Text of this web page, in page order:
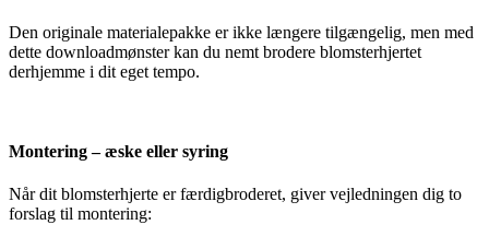
Den originale materialepakke er ikke længere tilgængelig, men med
dette downloadmønster kan du nemt brodere blomsterhjertet
derhjemme i dit eget tempo.
Montering – æske eller syring
Når dit blomsterhjerte er færdigbroderet, giver vejledningen dig to
forslag til montering: